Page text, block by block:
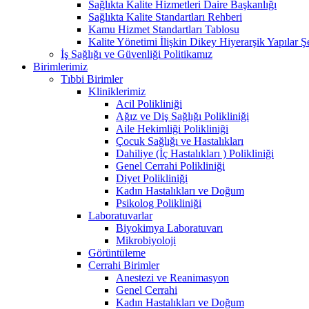
Sağlıkta Kalite Hizmetleri Daire Başkanlığı
Sağlıkta Kalite Standartları Rehberi
Kamu Hizmet Standartları Tablosu
Kalite Yönetimi İlişkin Dikey Hiyerarşik Yapılar
İş Sağlığı ve Güvenliği Politikamız
Birimlerimiz
Tıbbi Birimler
Kliniklerimiz
Acil Polikliniği
Ağız ve Diş Sağlığı Polikliniği
Aile Hekimliği Polikliniği
Çocuk Sağlığı ve Hastalıkları
Dahiliye (İç Hastalıkları ) Polikliniği
Genel Cerrahi Polikliniği
Diyet Polikliniği
Kadın Hastalıkları ve Doğum
Psikolog Polikliniği
Laboratuvarlar
Biyokimya Laboratuvarı
Mikrobiyoloji
Görüntüleme
Cerrahi Birimler
Anestezi ve Reanimasyon
Genel Cerrahi
Kadın Hastalıkları ve Doğum